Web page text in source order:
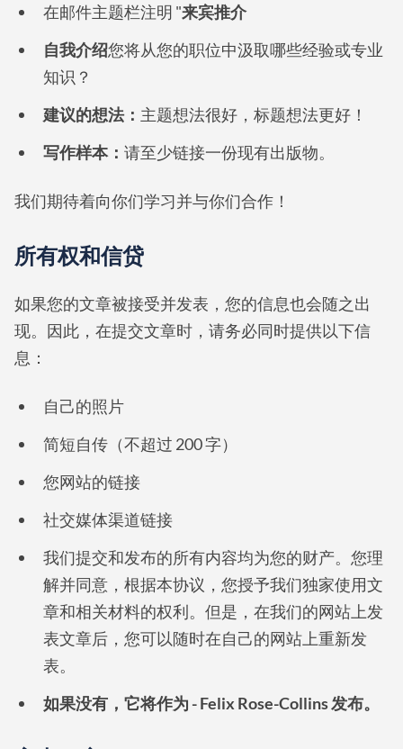
在邮件主题栏注明 "来宾推介
自我介绍您将从您的职位中汲取哪些经验或专业
知识？
建议的想法： 主题想法很好，标题想法更好！
写作样本： 请至少链接一份现有出版物。
我们期待着向你们学习并与你们合作！
所有权和信贷
如果您的文章被接受并发表，您的信息也会随之出
现。因此，在提交文章时，请务必同时提供以下信
息：
自己的照片
简短自传（不超过 200 字）
您网站的链接
社交媒体渠道链接
我们提交和发布的所有内容均为您的财产。您理
解并同意，根据本协议，您授予我们独家使用文
章和相关材料的权利。但是，在我们的网站上发
表文章后，您可以随时在自己的网站上重新发
表。
如果没有，它将作为 - Felix Rose-Collins 发布。